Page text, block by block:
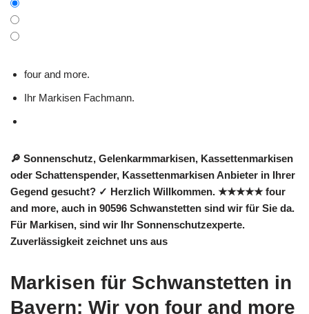
four and more.
Ihr Markisen Fachmann.
🔎 Sonnenschutz, Gelenkarmmarkisen, Kassettenmarkisen
oder Schattenspender, Kassettenmarkisen Anbieter in Ihrer
Gegend gesucht? ✓ Herzlich Willkommen. ★★★★★ four
and more, auch in 90596 Schwanstetten sind wir für Sie da.
Für Markisen, sind wir Ihr Sonnenschutzexperte.
Zuverlässigkeit zeichnet uns aus
Markisen für Schwanstetten in
Bayern: Wir von four and more